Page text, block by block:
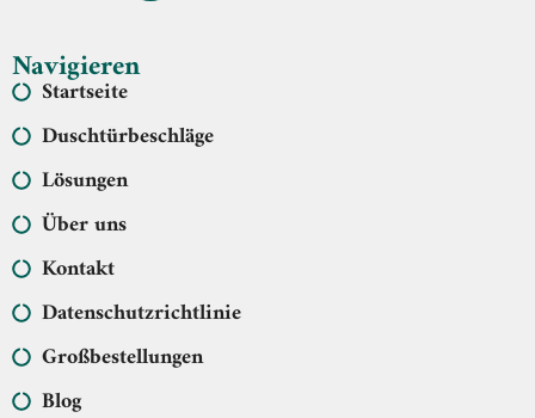
Navigieren
Startseite
Duschtürbeschläge
Lösungen
Über uns
Kontakt
Datenschutzrichtlinie
Großbestellungen
Blog